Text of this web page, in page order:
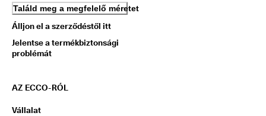
Találd meg a megfelelő méretet
Álljon el a szerződéstől itt
Jelentse a termékbiztonsági
problémát
AZ ECCO-RÓL
Vállalat